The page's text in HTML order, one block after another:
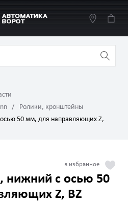
Ролики, кронштейны
50 мм, для направляющих Z,
нижний с осью 50
Z, BZ